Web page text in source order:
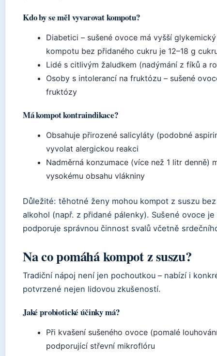
Kdo by se měl vyvarovat kompotu?
Diabetici – sušené ovoce má vyšší
kompotu bez přidaného cukru je 12–18 g
Lidé s citlivým žaludkem (nadýmání z fíků a
Osoby s intolerancí na fruktózu – sušené
fruktózy
Má kompot kontraindikace?
Obsahuje přirozené salicyláty (podobné
vyvolat alergickou reakci
Nadměrná konzumace (více než 1 litr denně)
vysokému obsahu vlákniny
Důležité: těhotné ženy mohou kompot z suszu
alkohol (např. z přidané pálenky). Sušené ovoce
podporuje správnou činnost svalů včetně
Na co pomáhá kompot z suszu?
Tradiční nápoj není jen pochoutkou – nabízí i
potvrzené nejen lidovou zkušeností.
Jaké probiotické účinky má?
Při kvašení sušeného ovoce (pomalé
podporující střevní mikroflóru